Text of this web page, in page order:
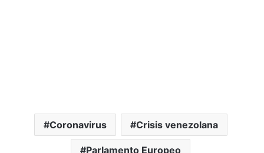
Coronavirus Crisis venezolana
Parlamento Europeo